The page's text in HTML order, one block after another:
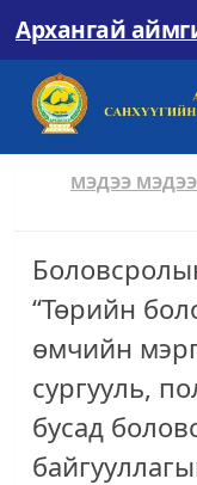
Skip to content
МЭДЭЭ
“Төрийн
өмчийн
сургууль,
бусад